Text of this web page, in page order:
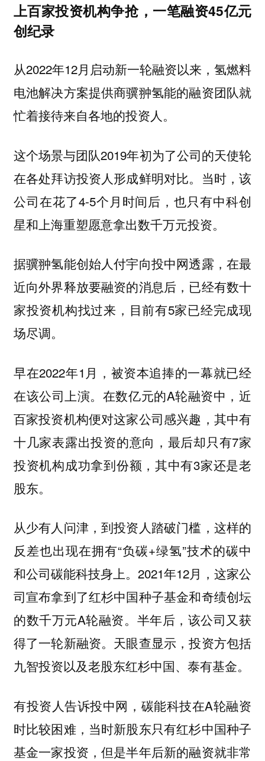
上百家投资机构争抢，一笔融资45亿元
创纪录
从2022年12月启动新一轮融资以来，氢燃料
电池解决方案提供商骥翀氢能的融资团队就
忙着接待来自各地的投资人。
这个场景与团队2019年初为了公司的天使轮
在各处拜访投资人形成鲜明对比。当时，该
公司在花了4-5个月时间后，也只有中科创
星和上海重塑愿意拿出数千万元投资。
据骥翀氢能创始人付宇向投中网透露，在最
近向外界释放要融资的消息后，已经有数十
家投资机构找过来，目前有5家已经完成现
场尽调。
早在2022年1月，被资本追捧的一幕就已经
在该公司上演。在数亿元的A轮融资中，近
百家投资机构便对这家公司感兴趣，其中有
十几家表露出投资的意向，最后却只有7家
投资机构成功拿到份额，其中有3家还是老
股东。
从少有人问津，到投资人踏破门槛，这样的
反差也出现在拥有“负碳+绿氢”技术的碳中
和公司碳能科技身上。2021年12月，这家公
司宣布拿到了红杉中国种子基金和奇绩创坛
的数千万元A轮融资。半年后，该公司又获
得了一轮新融资。天眼查显示，投资方包括
九智投资以及老股东红杉中国、泰有基金。
有投资人告诉投中网，碳能科技在A轮融资
时比较困难，当时新股东只有红杉中国种子
基金一家投资，但是半年后新的融资就非常